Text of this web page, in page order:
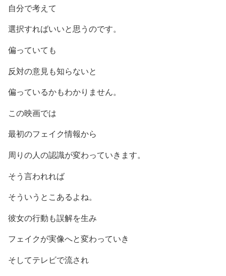
自分で考えて
選択すればいいと思うのです。
偏っていても
反対の意見も知らないと
偏っているかもわかりません。
この映画では
最初のフェイク情報から
周りの人の認識が変わっていきます。
そう言われれば
そういうとこあるよね。
彼女の行動も誤解を生み
フェイクが実像へと変わっていき
そしてテレビで流され